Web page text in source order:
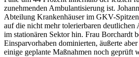
zunehmenden Ambulantisierung ist.
Abteilung Krankenhäuser im GKV-
auf die nicht mehr tolerierbaren deutlichen
im stationären Sektor hin. Frau Borchardt
Einsparvorhaben dominierten, äußerte
einige geplante Maßnahmen noch geprüft